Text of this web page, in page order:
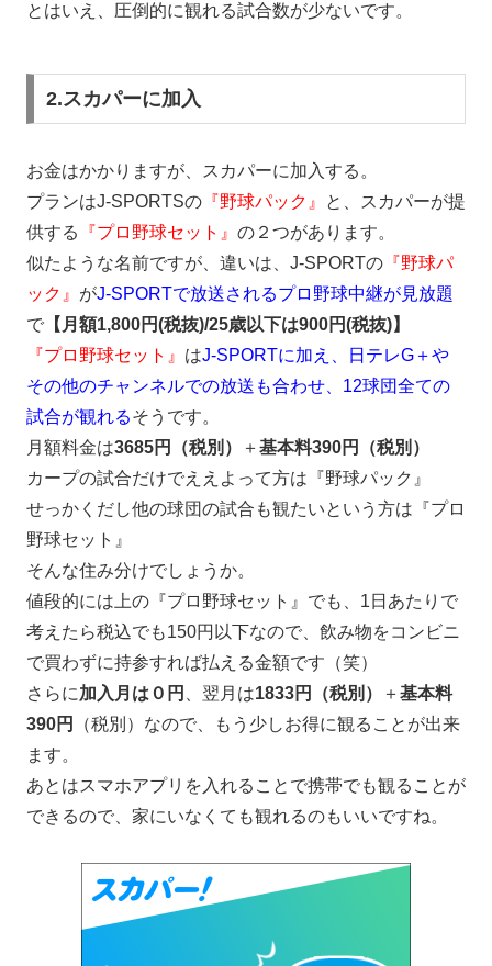
とはいえ、圧倒的に観れる試合数が少ないです。
2.スカパーに加入
お金はかかりますが、スカパーに加入する。
プランはJ-SPORTSの 『野球パック』
と、スカパーが提
供する
『プロ野球セット』 の２つがあります。
似たような名前ですが、違いは、J-SPORTの 『野球パ
ック』 がJ-SPORTで放送されるプロ野球中継が見放題
で 【月額1,800円(税抜)/25歳以下は900円(税抜)】
『プロ野球セット』 はJ-SPORTに加え、日テレG＋や
その他のチャンネルでの放送も合わせ、12球団全ての
試合が観れるそうです。
月額料金は3685円（税別） ＋基本料390円（税別）
カープの試合だけでええよって方は『野球パック』
せっかくだし他の球団の試合も観たいという方は『プロ
野球セット』
そんな住み分けでしょうか。
値段的には上の『プロ野球セット』でも、1日あたりで
考えたら税込でも150円以下なので、飲み物をコンビニ
で買わずに持参すれば払える金額です（笑）
さらに加入月は０円 、翌月は1833円（税別） ＋基本料
390円
（税別）なので、もう少しお得に観ることが出来
ます。
あとはスマホアプリを入れることで携帯でも観ることが
できるので、家にいなくても観れるのもいいですね。